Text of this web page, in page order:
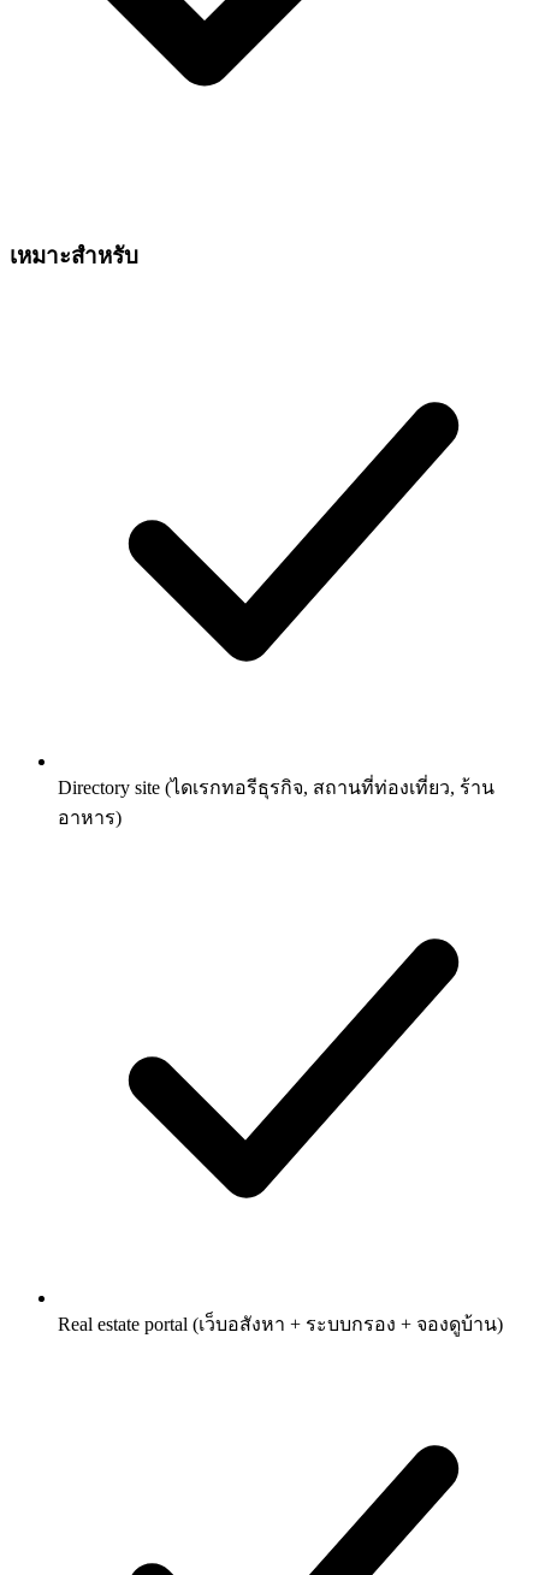
เหมาะสำหรับ
Directory site (ไดเรกทอรีธุรกิจ, สถานที่ท่องเที่ยว, ร้าน
อาหาร)
Real estate portal (เว็บอสังหา + ระบบกรอง + จองดูบ้าน)